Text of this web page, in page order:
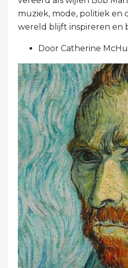
muziek, mode, politiek
wereld blijft inspireren en
Door Catherine